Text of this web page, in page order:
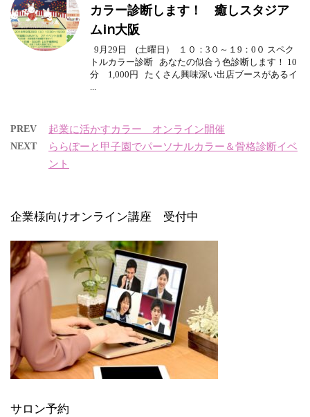
カラー診断します！ 癒しスタジア
ムin大阪
9月29日 (土曜日） １０：3０～１9：0０ スペク
トルカラー診断 あなたの似合う色診断します！ 10
分 1,000円 たくさん興味深い出店ブースがあるイ
...
PREV 起業に活かすカラー オンライン開催
NEXT
ららぽーと甲子園でパーソナルカラー＆骨格診断イベ
ント
企業様向けオンライン講座 受付中
サロン予約